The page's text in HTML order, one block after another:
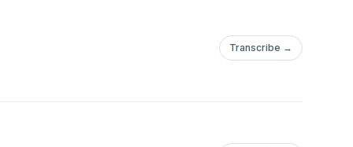
Transcribe →